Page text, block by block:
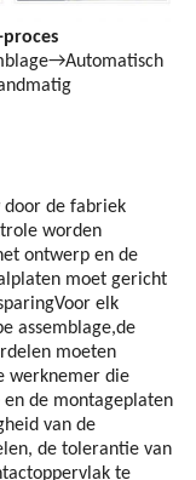
door de fabriek
worden
ontwerp en de
moet gericht
elk
assemblage,de
moeten
werknemer die
de montageplaten
van de
de tolerantie van
te